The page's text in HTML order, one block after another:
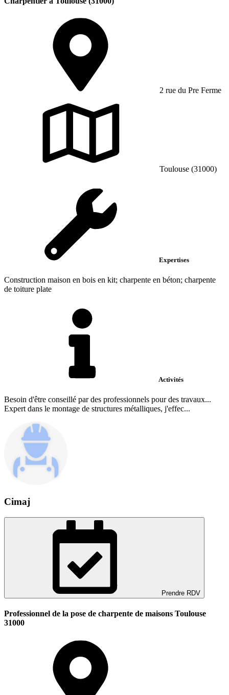
2 rue du Pre Ferme
Toulouse (31000)
Expertises
Construction maison en bois en kit; charpente en béton; charpente
de toiture plate
Activités
Besoin d'être conseillé par des professionnels pour des travaux...
Expert dans le montage de structures métalliques, j'effec...
Cimaj
Prendre RDV
Professionnel de la pose de charpente de maisons Toulouse
31000